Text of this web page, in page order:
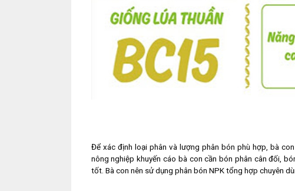
Để xác định loại phân và lượng phân bón phù hợp, bà
nông nghiệp khuyến cáo bà con cần bón phân cân đối,
tốt. Bà con nên sử dụng phân bón NPK tổng hợp chuyên